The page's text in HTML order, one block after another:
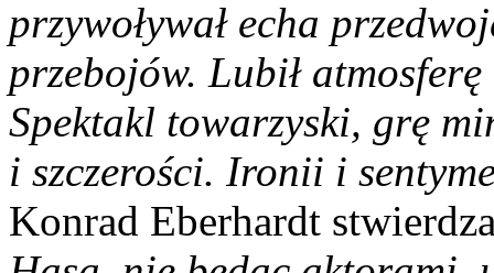
przywoływał echa
przebojów. Lubił
Spektakl towarzyski, grę
i szczerości. Ironii i
Konrad Eberhardt